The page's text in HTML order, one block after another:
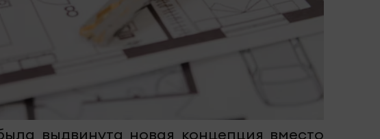
выдвинута новая концепция вместо